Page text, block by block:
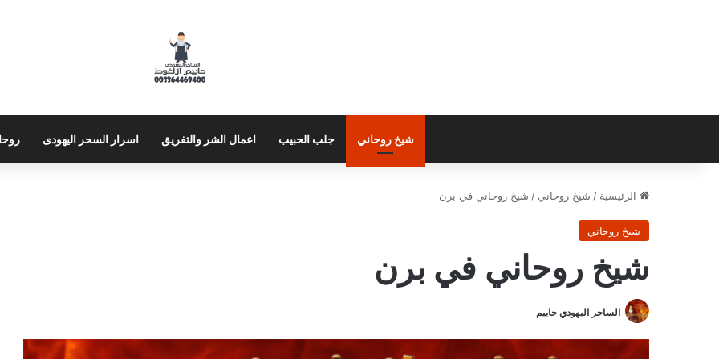
شيخ روحاني جلب الحبيب اعمال الشر والتفريق اسرار السحر اليهودى
الرئيسية / شيخ روحاني / شيخ روحاني في برن
شيخ روحاني
شيخ روحاني في برن
الساحر اليهودي حاييم